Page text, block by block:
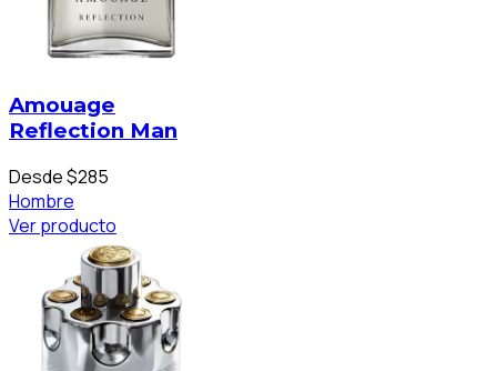
Amouage
Reflection Man
Desde $285
Hombre
Ver producto